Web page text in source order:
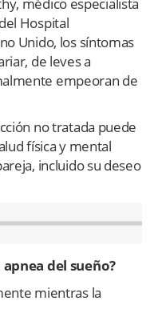
Hospital
Unido, los síntomas
de leves a
empeoran de
no tratada puede
física y mental
incluido su deseo
del sueño?
mientras la